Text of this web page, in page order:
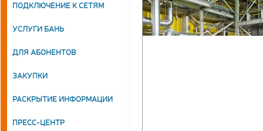
ПОДКЛЮЧЕНИЕ К СЕТЯМ
УСЛУГИ БАНЬ
ДЛЯ АБОНЕНТОВ
ЗАКУПКИ
РАСКРЫТИЕ ИНФОРМАЦИИ
ПРЕСС-ЦЕНТР
МУП «Тепловые
услуг, позволяющий